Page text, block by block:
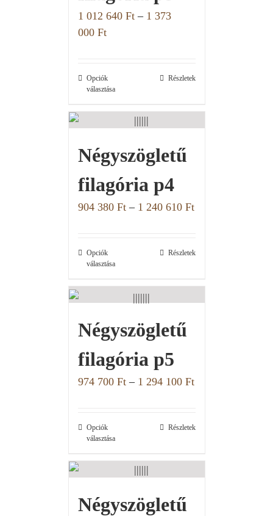
1 012 640 Ft– 1 373
000 Ft
Opciók
választása
Részletek
Négyszögletű
filagória p4
904 380 Ft– 1 240 610 Ft
Opciók
választása
Részletek
Négyszögletű
filagória p5
974 700 Ft– 1 294 100 Ft
Opciók
választása
Részletek
Négyszögletű